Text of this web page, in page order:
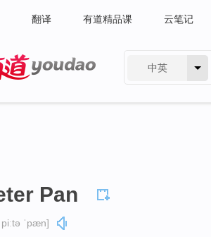
翻译 有道精品课 云笔记
中英
Pan
ˈpæn]